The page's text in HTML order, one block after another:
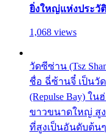
ยิ่งใหญ่แห่งประวั
1,068 views
วัดซีซ่าน (Tsz
ชื่อ ฉี่ซ้านจี๋ เป็นวั
(Repulse Bay) ใ
ขาวขนาดใหญ่ สูง
ที่สูงเป็นอันดับต้น